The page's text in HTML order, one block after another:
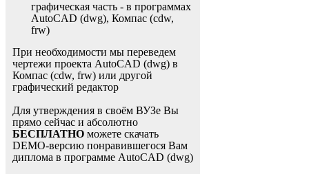
графическая часть - в программах
AutoCAD (dwg), Компас (cdw,
frw)
При необходимости мы переведем
чертежи проекта AutoCAD (dwg) в
Компас (cdw, frw) или другой
графический редактор
Для утверждения в своём ВУЗе Вы
прямо сейчас и абсолютно
БЕСПЛАТНО можете скачать
DEMO-версию понравившегося Вам
диплома в программе AutoCAD (dwg)